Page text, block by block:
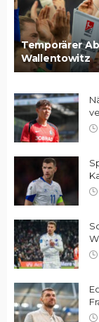
Temporärer
Wallentowitz